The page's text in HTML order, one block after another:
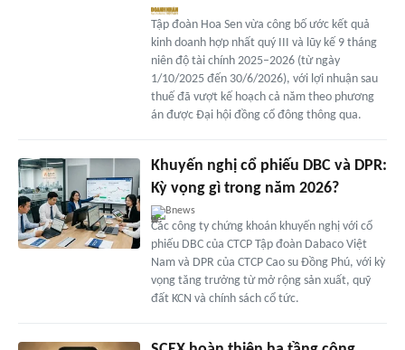
Tập đoàn Hoa Sen vừa công bố ước kết quả
kinh doanh hợp nhất quý III và lũy kế 9 tháng
niên độ tài chính 2025–2026 (từ ngày
1/10/2025 đến 30/6/2026), với lợi nhuận sau
thuế đã vượt kế hoạch cả năm theo phương
án được Đại hội đồng cổ đông thông qua.
Khuyến nghị cổ phiếu DBC và DPR:
Kỳ vọng gì trong năm 2026?
Bnews
Các công ty chứng khoán khuyến nghị với cổ
phiếu DBC của CTCP Tập đoàn Dabaco Việt
Nam và DPR của CTCP Cao su Đồng Phú, với kỳ
vọng tăng trưởng từ mở rộng sản xuất, quỹ
đất KCN và chính sách cổ tức.